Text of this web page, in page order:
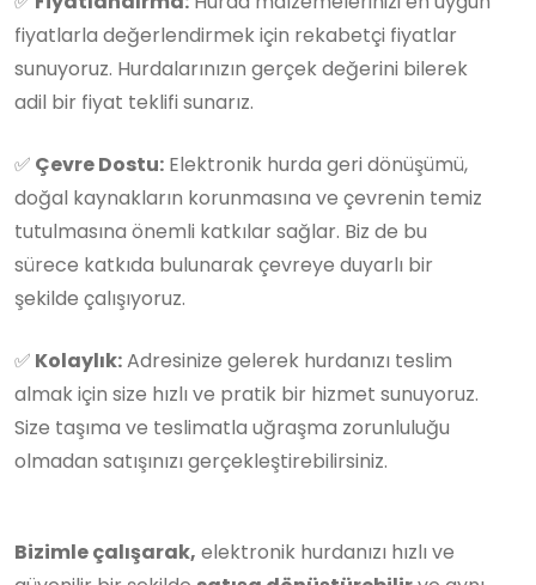
fiyatlarla değerlendirmek için rekabetçi fiyatlar
sunuyoruz. Hurdalarınızın gerçek değerini bilerek
adil bir fiyat teklifi sunarız.
✅ Çevre Dostu: Elektronik hurda geri dönüşümü,
doğal kaynakların korunmasına ve çevrenin temiz
tutulmasına önemli katkılar sağlar. Biz de bu
sürece katkıda bulunarak çevreye duyarlı bir
şekilde çalışıyoruz.
✅ Kolaylık:Adresinize gelerek hurdanızı teslim
almak için size hızlı ve pratik bir hizmet sunuyoruz.
Size taşıma ve teslimatla uğraşma zorunluluğu
olmadan satışınızı gerçekleştirebilirsiniz.
Bizimle çalışarak, elektronik hurdanızı hızlı ve